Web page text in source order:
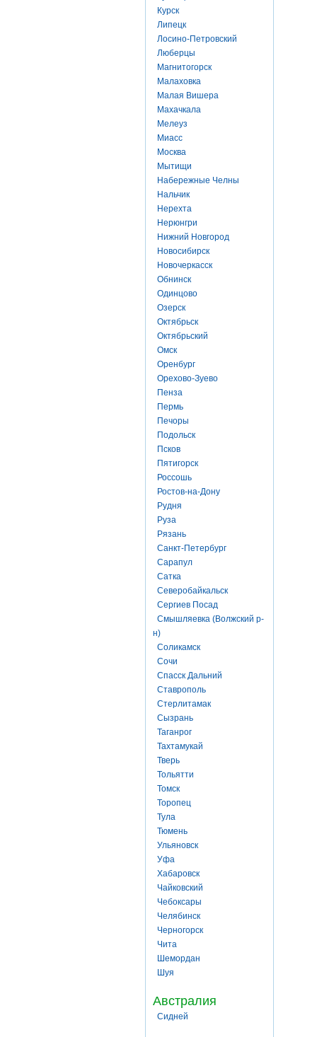
Курск
Липецк
Лосино-Петровский
Люберцы
Магнитогорск
Малаховка
Малая Вишера
Махачкала
Мелеуз
Миасс
Москва
Мытищи
Набережные Челны
Нальчик
Нерехта
Нерюнгри
Нижний Новгород
Новосибирск
Новочеркасск
Обнинск
Одинцово
Озерск
Октябрьск
Октябрьский
Омск
Оренбург
Орехово-Зуево
Пенза
Пермь
Печоры
Подольск
Псков
Пятигорск
Россошь
Ростов-на-Дону
Рудня
Руза
Рязань
Санкт-Петербург
Сарапул
Сатка
Северобайкальск
Сергиев Посад
Смышляевка (Волжский р-
н)
Соликамск
Сочи
Спасск Дальний
Ставрополь
Стерлитамак
Сызрань
Таганрог
Тахтамукай
Тверь
Тольятти
Томск
Торопец
Тула
Тюмень
Ульяновск
Уфа
Хабаровск
Чайковский
Чебоксары
Челябинск
Черногорск
Чита
Шемордан
Шуя
Австралия
Сидней